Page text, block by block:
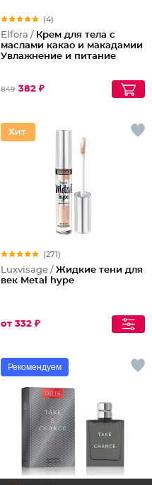
(4)
Elfora / Крем для тела с
маслами какао и макадамии
Увлажнение и питание
849 382 ₽
(271)
Luxvisage / Жидкие тени для
век Metal hype
от 332 ₽
Рекомендуем